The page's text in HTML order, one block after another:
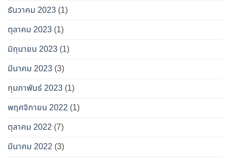
ธันวาคม 2023 (1)
ตุลาคม 2023 (1)
มิถุนายน 2023 (1)
มีนาคม 2023 (3)
กุมภาพันธ์ 2023 (1)
พฤศจิกายน 2022 (1)
ตุลาคม 2022 (7)
มีนาคม 2022 (3)